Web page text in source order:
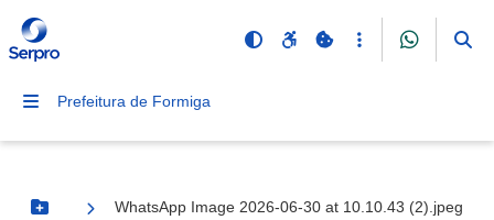
Prefeitura de Formiga
Botão Menu
WhatsApp Image 2026-06-30 at 10.10.43 (2).jpeg